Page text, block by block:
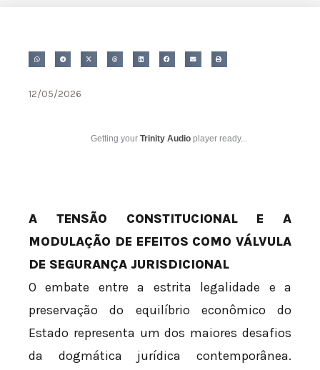
12/05/2026
Getting your Trinity Audio player ready...
A TENSÃO CONSTITUCIONAL E A
MODULAÇÃO DE EFEITOS COMO VÁLVULA
DE SEGURANÇA JURISDICIONAL
O embate entre a estrita legalidade e a
preservação do equilíbrio econômico do
Estado representa um dos maiores desafios
da dogmática jurídica contemporânea.